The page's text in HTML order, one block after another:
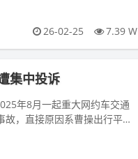
26-02-25 7.39 W
集中投诉
年8月一起重大网约车交通
，直接原因系曹操出行平台